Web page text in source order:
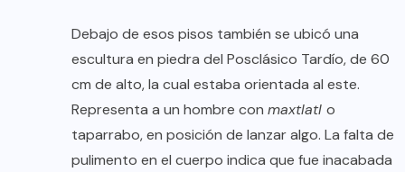
Debajo de esos pisos también se ubicó una
escultura en piedra del Posclásico Tardío, de 60
cm de alto, la cual estaba orientada al este.
Representa a un hombre con maxtlatl o
taparrabo, en posición de lanzar algo. La falta de
pulimento en el cuerpo indica que fue inacabada